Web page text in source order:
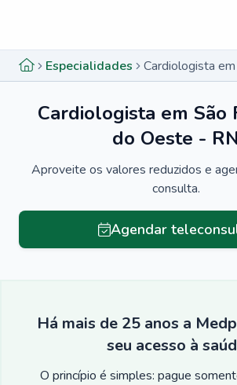
Especialidades
Cardiologista em São
do Oeste - RN
Aproveite os valores reduzidos e
consulta.
Agendar
Há mais de 25 anos a
seu acesso à
O princípio é simples: pague